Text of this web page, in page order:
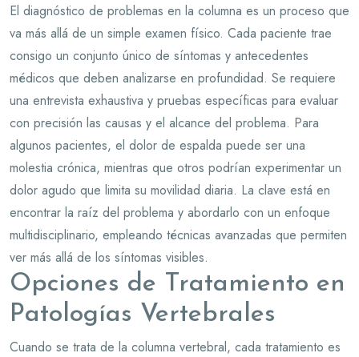
El diagnóstico de problemas en la columna es un proceso que
va más allá de un simple examen físico. Cada paciente trae
consigo un conjunto único de síntomas y antecedentes
médicos que deben analizarse en profundidad. Se requiere
una entrevista exhaustiva y pruebas específicas para evaluar
con precisión las causas y el alcance del problema. Para
algunos pacientes, el dolor de espalda puede ser una
molestia crónica, mientras que otros podrían experimentar un
dolor agudo que limita su movilidad diaria. La clave está en
encontrar la raíz del problema y abordarlo con un enfoque
multidisciplinario, empleando técnicas avanzadas que permiten
ver más allá de los síntomas visibles.
Opciones de Tratamiento en
Patologías Vertebrales
Cuando se trata de la columna vertebral, cada tratamiento es